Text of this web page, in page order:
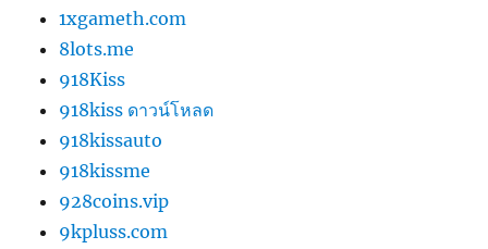
1xgameth.com
8lots.me
918Kiss
918kiss ดาวน์โหลด
918kissauto
918kissme
928coins.vip
9kpluss.com